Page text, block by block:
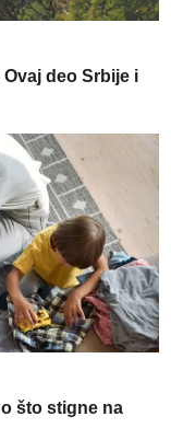
deo Srbije i
što stigne na